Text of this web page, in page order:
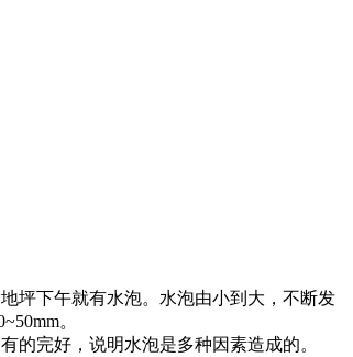
坪下午就有水泡。水泡由小到大，不断发
。
的完好，说明水泡是多种因素造成的。